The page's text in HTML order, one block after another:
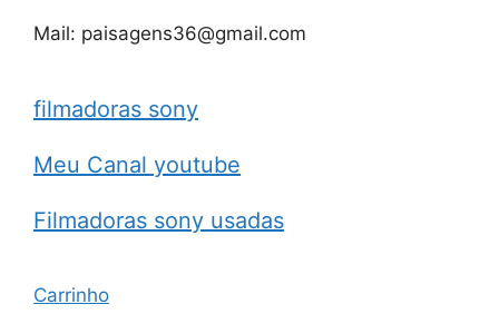
Mail: paisagens36@gmail.com
filmadoras sony
Meu Canal youtube
Filmadoras sony usadas
Carrinho